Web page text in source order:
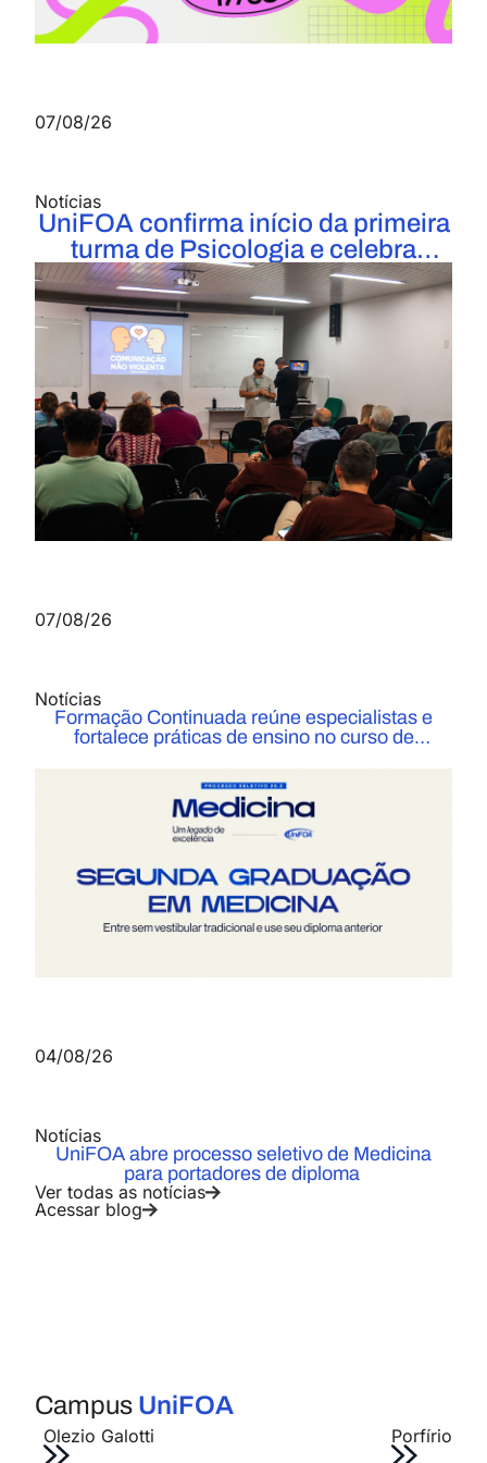
07/08/26
Notícias
UniFOA confirma início da primeira
turma de Psicologia e celebra
marco histórico para a Instituição
07/08/26
Notícias
Formação Continuada reúne especialistas e
fortalece práticas de ensino no curso de
04/08/26
Notícias
UniFOA abre processo seletivo de Medicina
para portadores de diploma
Ver todas as notícias
Acessar blog
Campus UniFOA
Olezio Galotti
Porfírio